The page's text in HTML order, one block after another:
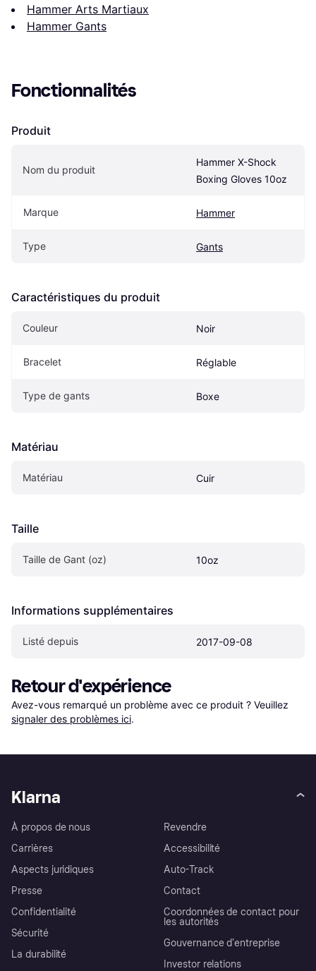
Hammer Arts Martiaux
Hammer Gants
Fonctionnalités
Produit
Nom du produit
Hammer X-Shock
Boxing Gloves 10oz
Marque Hammer
Type Gants
Caractéristiques du produit
Couleur Noir
Bracelet Réglable
Type de gants Boxe
Matériau
Matériau Cuir
Taille
Taille de Gant (oz) 10oz
Informations supplémentaires
Listé depuis 2017-09-08
Retour d'expérience
Avez-vous remarqué un problème avec ce produit ? Veuillez
signaler des problèmes ici.
Klarna
À propos de nous
Carrières
Aspects juridiques
Presse
Confidentialité
Sécurité
La durabilité
Revendre
Accessibilité
Auto-Track
Contact
Coordonnées de contact pour
les autorités
Gouvernance d’entreprise
Investor relations